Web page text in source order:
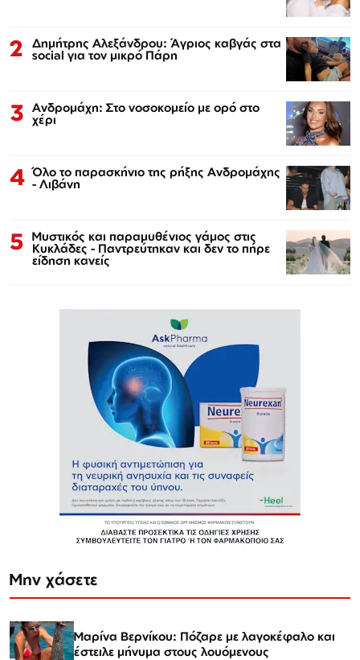
2 Δημήτρης Αλεξάνδρου: Άγριος καβγάς στα
social για τον μικρό Πάρη
3 Ανδρομάχη: Στο νοσοκομείο με ορό στο
χέρι
4 Όλο το παρασκήνιο της ρήξης Ανδρομάχης
- Λιβάνη
5 Μυστικός και παραμυθένιος γάμος στις
Κυκλάδες - Παντρεύτηκαν και δεν το πήρε
είδηση κανείς
Μην χάσετε
Μαρίνα Βερνίκου: Πόζαρε με λαγοκέφαλο και
έστειλε μήνυμα στους λουόμενους